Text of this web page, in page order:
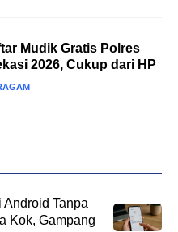
Mudik Gratis Polres
2026, Cukup dari HP
Tanpa
Kok, Gampang